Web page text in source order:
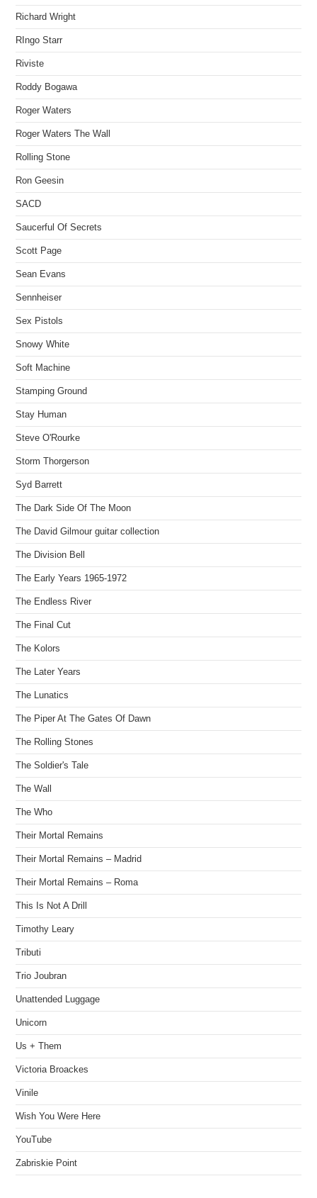
Richard Wright
RIngo Starr
Riviste
Roddy Bogawa
Roger Waters
Roger Waters The Wall
Rolling Stone
Ron Geesin
SACD
Saucerful Of Secrets
Scott Page
Sean Evans
Sennheiser
Sex Pistols
Snowy White
Soft Machine
Stamping Ground
Stay Human
Steve O'Rourke
Storm Thorgerson
Syd Barrett
The Dark Side Of The Moon
The David Gilmour guitar collection
The Division Bell
The Early Years 1965-1972
The Endless River
The Final Cut
The Kolors
The Later Years
The Lunatics
The Piper At The Gates Of Dawn
The Rolling Stones
The Soldier's Tale
The Wall
The Who
Their Mortal Remains
Their Mortal Remains – Madrid
Their Mortal Remains – Roma
This Is Not A Drill
Timothy Leary
Tributi
Trio Joubran
Unattended Luggage
Unicorn
Us + Them
Victoria Broackes
Vinile
Wish You Were Here
YouTube
Zabriskie Point